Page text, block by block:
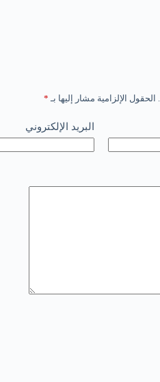
الحقول الإلزامية مشار إليها بـ *
البريد الإلكتروني